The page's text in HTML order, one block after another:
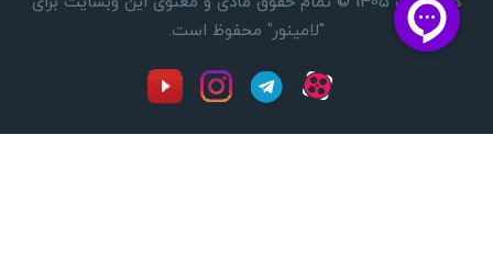
"لامینور" محفوظ است.